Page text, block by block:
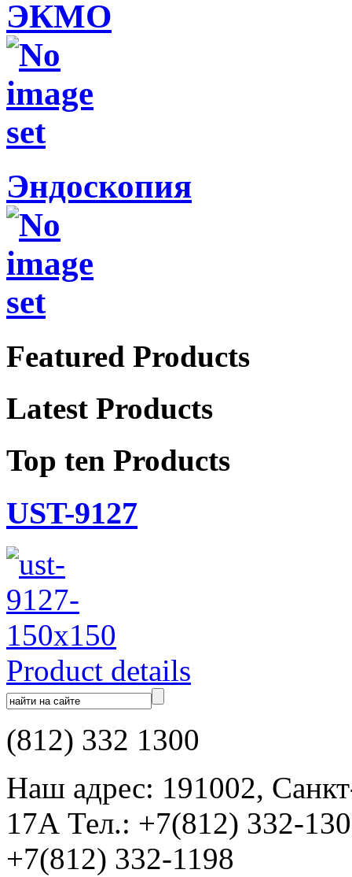
ЭКМО
Эндоскопия
Featured Products
Latest Products
Top ten Products
UST-9127
Product details
(812) 332 1300
Наш адрес: 191002,
17А Тел.: +7(812) 332-
+7(812) 332-1198